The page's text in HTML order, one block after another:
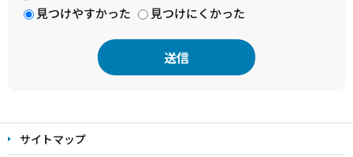
見つけやすかった
見つけにくかった
文
こ サイトマップ